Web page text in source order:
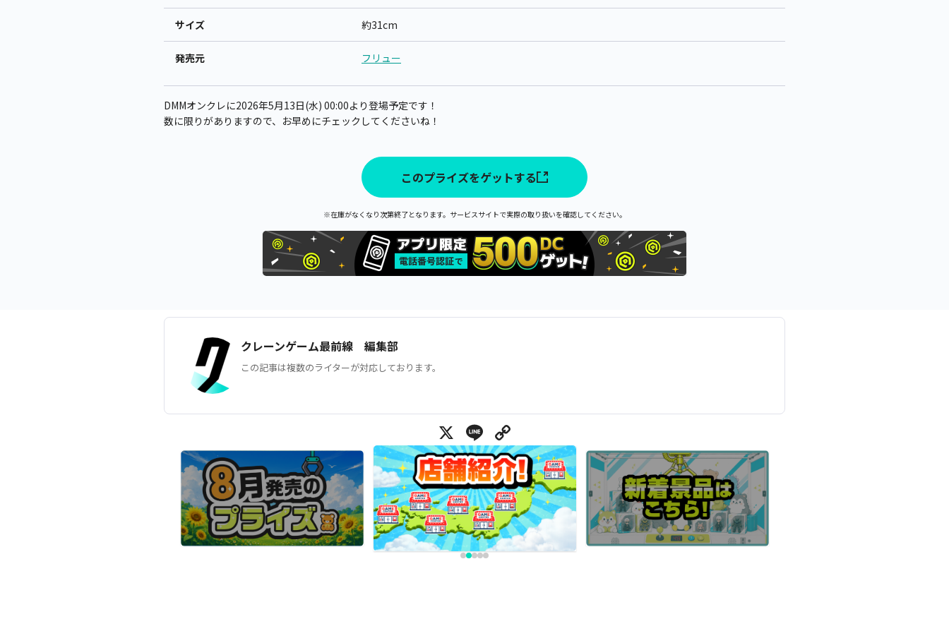
サイズ 約31cm
発売元 フリュー
DMMオンクレに2026年5月13日(水) 00:00より登場予定です！
数に限りがありますので、お早めにチェックしてくださいね！
このプライズをゲットする
※在庫がなくなり次第終了となります。サービスサイトで実際の取り扱いを確認してください。
クレーンゲーム最前線 編集部
この記事は複数のライターが対応しております。
X Line